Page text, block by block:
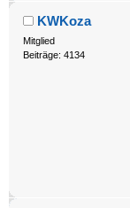
KWKoza
Mitglied
Beiträge: 4134